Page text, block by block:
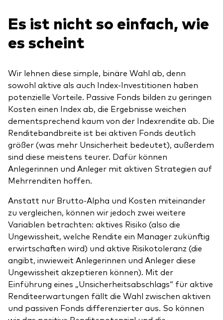
Es ist nicht so einfach, wie
es scheint
Wir lehnen diese simple, binäre Wahl ab, denn
sowohl aktive als auch Index-Investitionen haben
potenzielle Vorteile. Passive Fonds bilden zu geringen
Kosten einen Index ab, die Ergebnisse weichen
dementsprechend kaum von der Indexrendite ab. Die
Renditebandbreite ist bei aktiven Fonds deutlich
größer (was mehr Unsicherheit bedeutet), außerdem
sind diese meistens teurer. Dafür können
Anlegerinnen und Anleger mit aktiven Strategien auf
Mehrrenditen hoffen.
Anstatt nur Brutto-Alpha und Kosten miteinander
zu vergleichen, können wir jedoch zwei weitere
Variablen betrachten: aktives Risiko (also die
Ungewissheit, welche Rendite ein Manager zukünftig
erwirtschaften wird) und aktive Risikotoleranz (die
angibt, inwieweit Anlegerinnen und Anleger diese
Ungewissheit akzeptieren können). Mit der
Einführung eines „Unsicherheitsabschlags“ für aktive
Renditeerwartungen fällt die Wahl zwischen aktiven
und passiven Fonds differenzierter aus. So können